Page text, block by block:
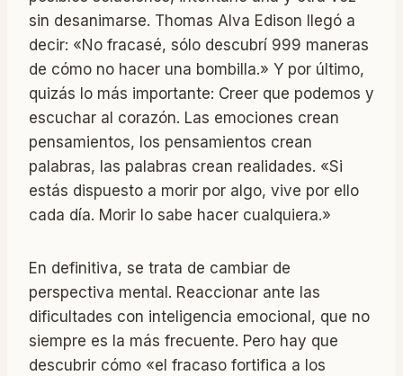
sin desanimarse. Thomas Alva Edison llegó a
decir: «No fracasé, sólo descubrí 999 maneras
de cómo no hacer una bombilla.» Y por último,
quizás lo más importante: Creer que podemos y
escuchar al corazón. Las emociones crean
pensamientos, los pensamientos crean
palabras, las palabras crean realidades. «Si
estás dispuesto a morir por algo, vive por ello
cada día. Morir lo sabe hacer cualquiera.»
En definitiva, se trata de cambiar de
perspectiva mental. Reaccionar ante las
dificultades con inteligencia emocional, que no
siempre es la más frecuente. Pero hay que
descubrir cómo «el fracaso fortifica a los